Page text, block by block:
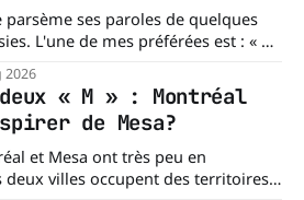
: « À
absurdités de la vie. Chacun
Elle en a d'
2026
« M » : Montréal
de Mesa?
et Mesa ont très peu en
villes occupent des territoires